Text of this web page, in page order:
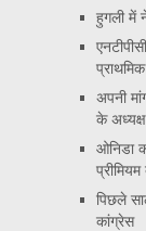
हुगली में
प्राथमिक
अपनी
के
ओनिडा
पिछले
कांग्रेस